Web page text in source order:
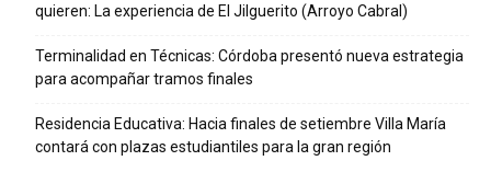
quieren: La experiencia de El Jilguerito (Arroyo Cabral)
Terminalidad en Técnicas: Córdoba presentó nueva estrategia
para acompañar tramos finales
Residencia Educativa: Hacia finales de setiembre Villa María
contará con plazas estudiantiles para la gran región